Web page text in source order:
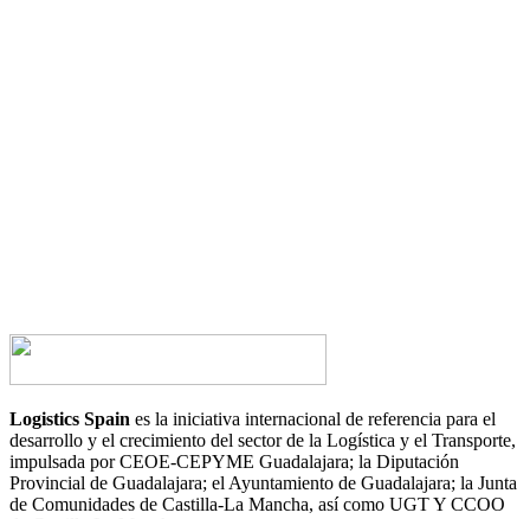
Logistics Spain es la iniciativa internacional de referencia para el
desarrollo y el crecimiento del sector de la Logística y el Transporte,
impulsada por CEOE-CEPYME Guadalajara; la Diputación
Provincial de Guadalajara; el Ayuntamiento de Guadalajara; la Junta
de Comunidades de Castilla-La Mancha, así como UGT Y CCOO